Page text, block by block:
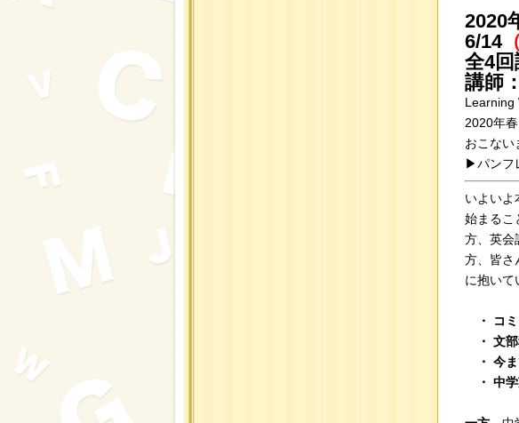
2020
6/14
全4回
講師
Learning
2020年
おこない
▶パンフ
いよいよ
始まるこ
方、英会
方、皆さ
に抱いて
・ コミ
・ 文部
・ 今ま
・ 中学